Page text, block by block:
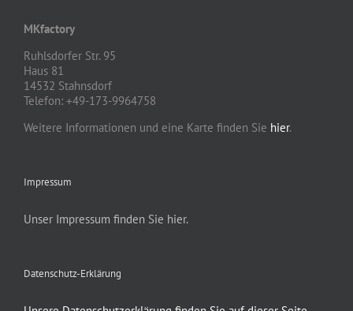
MKfactory
Ruhlsdorfer Str. 95
Haus 81
14532 Stahnsdorf
Telefon: +49-173-9964758
Weitere Informationen und eine Karte finden Sie hier.
Impressum
Unser Impressum finden Sie hier.
Datenschutz-Erklärung